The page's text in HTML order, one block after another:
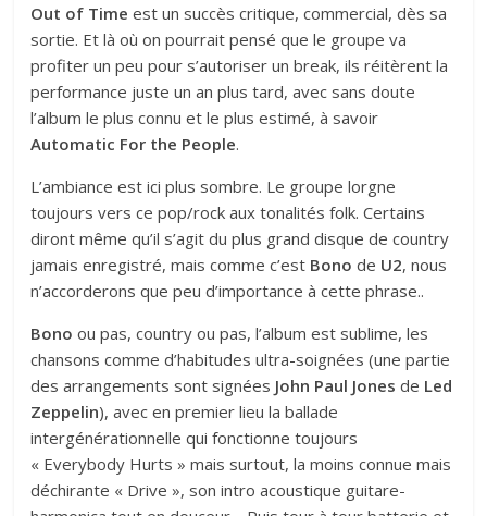
Out of Time est un succès critique, commercial, dès sa
sortie. Et là où on pourrait pensé que le groupe va
profiter un peu pour s’autoriser un break, ils réitèrent la
performance juste un an plus tard, avec sans doute
l’album le plus connu et le plus estimé, à savoir
Automatic For the People.
L’ambiance est ici plus sombre. Le groupe lorgne
toujours vers ce pop/rock aux tonalités folk. Certains
diront même qu’il s’agit du plus grand disque de country
jamais enregistré, mais comme c’est Bono de U2, nous
n’accorderons que peu d’importance à cette phrase..
Bono ou pas, country ou pas, l’album est sublime, les
chansons comme d’habitudes ultra-soignées (une partie
des arrangements sont signées John Paul Jones de Led
Zeppelin), avec en premier lieu la ballade
intergénérationnelle qui fonctionne toujours
« Everybody Hurts » mais surtout, la moins connue mais
déchirante « Drive », son intro acoustique guitare-